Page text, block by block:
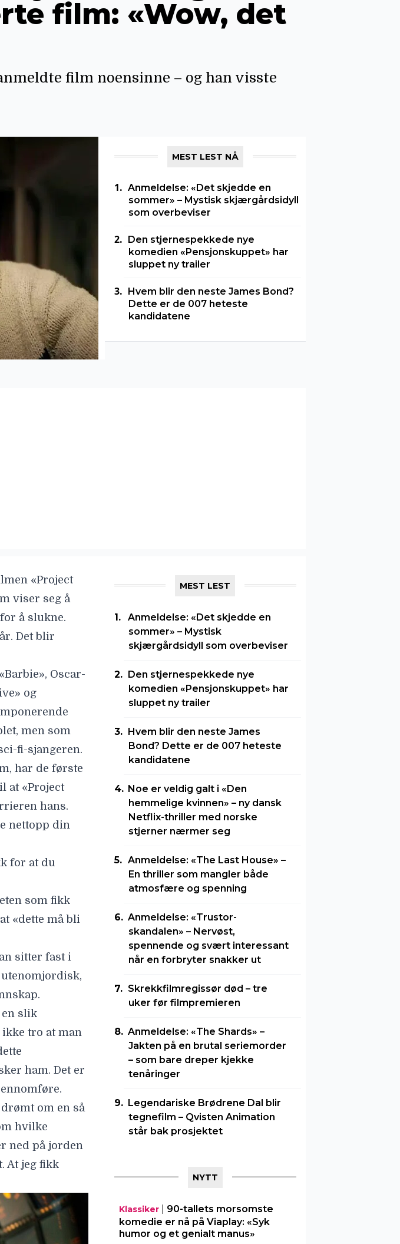
film: «Wow, det
film noensinne – og han visste
MEST LEST NÅ
Anmeldelse: «Det skjedde en
sommer» – Mystisk skjærgårdsidyll
som overbeviser
Den stjernespekkede nye
komedien «Pensjonskuppet» har
sluppet ny trailer
Hvem blir den neste James Bond?
Dette er de 007 heteste
kandidatene
«Project
viser seg å
å slukne.
Det blir
Oscar-
og
men som
fi-sjangeren.
har de første
at «Project
hans.
nettopp din
for at du
som fikk
«dette må bli
sitter fast i
en slik
tro at man
ham. Det er
om en så
hvilke
ned på jorden
At jeg fikk
MEST LEST
Anmeldelse: «Det skjedde en
sommer» – Mystisk
skjærgårdsidyll som overbeviser
Den stjernespekkede nye
komedien «Pensjonskuppet» har
sluppet ny trailer
Hvem blir den neste James
Bond? Dette er de 007 heteste
kandidatene
Noe er veldig galt i «Den
hemmelige kvinnen» – ny dansk
Netflix-thriller med norske
stjerner nærmer seg
Anmeldelse: «The Last House» –
En thriller som mangler både
atmosfære og spenning
Anmeldelse: «Trustor-
skandalen» – Nervøst,
spennende og svært interessant
når en forbryter snakker ut
Skrekkfilmregissør død – tre
uker før filmpremieren
Anmeldelse: «The Shards» –
Jakten på en brutal seriemorder
– som bare dreper kjekke
tenåringer
Legendariske Brødrene Dal blir
tegnefilm – Qvisten Animation
står bak prosjektet
NYTT
Klassiker| 90-tallets morsomste
komedie er nå på Viaplay: «Syk
humor og et genialt manus»